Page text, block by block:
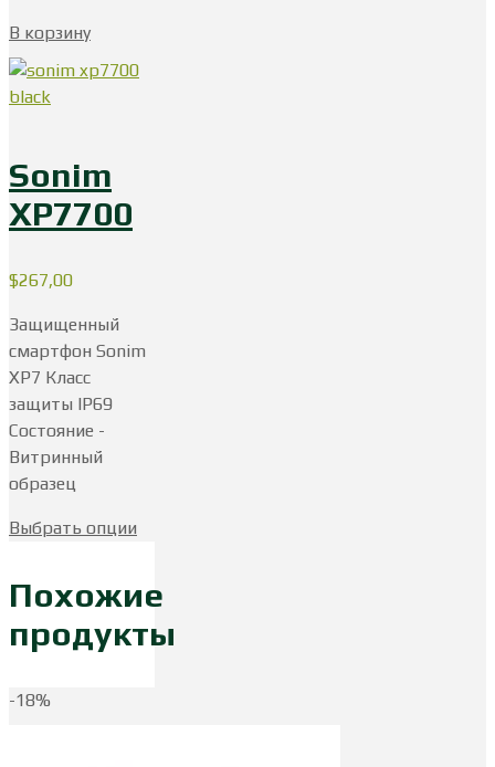
В корзину
Sonim
XP7700
$267,00
Защищенный
смартфон Sonim
XP7 Класс
защиты IP69
Состояние -
Витринный
образец
Выбрать опции
Похожие
продукты
-18%